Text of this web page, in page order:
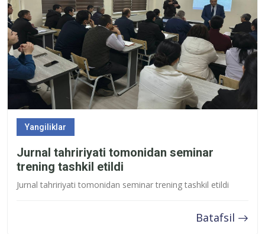
Yangiliklar
Jurnal tahririyati tomonidan seminar
trening tashkil etildi
Jurnal tahririyati tomonidan seminar trening tashkil etildi
Batafsil